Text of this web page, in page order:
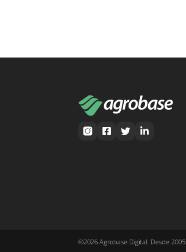
©2026 Agrobase Digital. Desde 2005.